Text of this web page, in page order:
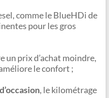
comme le BlueHDi de
pour les gros
un prix d’achat moindre,
le confort ;
, le kilométrage